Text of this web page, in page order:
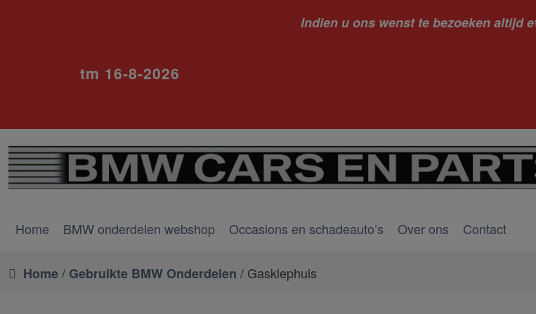
Indien u ons wenst te bezoeken altijd
ivm
tm 16-8-2026
Home BMW onderdelen webshop Occasions en schadeauto’s Over ons Contact
Home/ Gebruikte BMW Onderdelen / Gasklephuis